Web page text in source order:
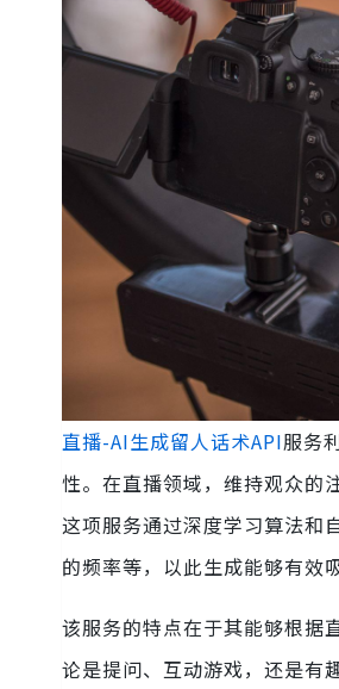
直播-AI生成留人话术API服务
性。在直播领域，维持观众的
这项服务通过深度学习算法和
的频率等，以此生成能够有效
该服务的特点在于其能够根据
论是提问、互动游戏，还是有